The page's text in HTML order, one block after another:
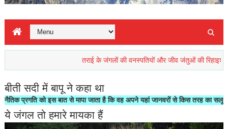
तराई के जंगलों की वनस्पतियों और जीव जंतुओं की रिहाइश खतरें में
बीती सदी में बापू ने कहा था
बात से मापा जाता है कि वह अपने यहां जानवरों से किस तरह का सलूक करता है"-
ये जंगल तो हमारे मायका हैं